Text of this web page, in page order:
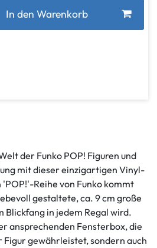
In den Warenkorb
der Funko POP! Figuren und
mit dieser einzigartigen Vinyl-
Reihe von Funko kommt
gestaltete, ca. 9 cm große
Blickfang in jedem Regal wird.
ansprechenden Fensterbox, die
Figur gewährleistet, sondern auch